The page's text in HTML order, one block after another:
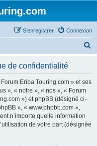
Connexion
S’enregistrer
de confidentialité
Eriba Touring.com » et ses
», « notre », « nos », « Forum
») et phpBB (désigné ci-
», « www.phpbb.com »,
n’importe quelle information
de votre part (désignée